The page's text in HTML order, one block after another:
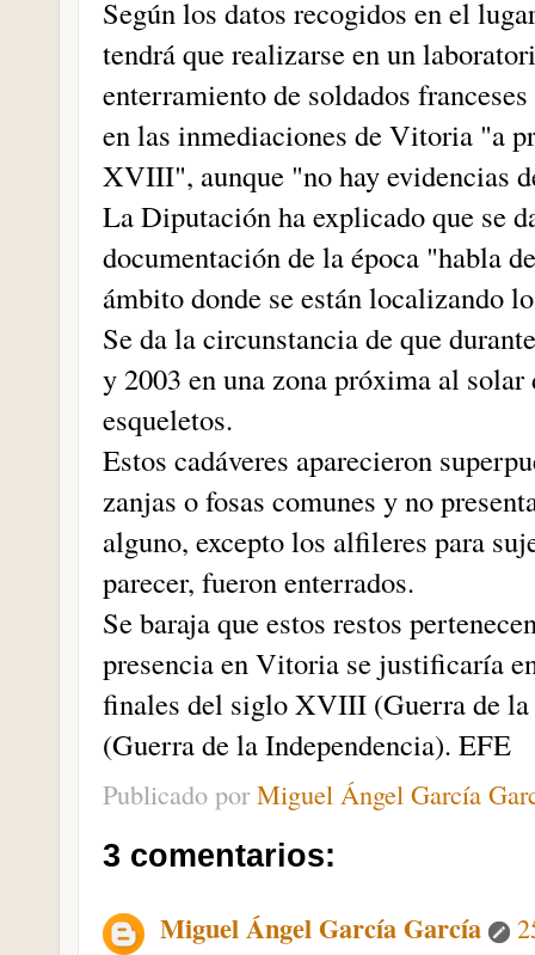
Según los datos recogidos en el
tendrá que realizarse en un
enterramiento de soldados
en las inmediaciones de Vitoria "a
XVIII", aunque "no hay evidencias
La Diputación ha explicado que se
documentación de la época "habla
ámbito donde se están localizando
Se da la circunstancia de que
y 2003 en una zona próxima al
esqueletos.
Estos cadáveres aparecieron
zanjas o fosas comunes y no
alguno, excepto los alfileres para
parecer, fueron enterrados.
Se baraja que estos restos
presencia en Vitoria se justificaría
finales del siglo XVIII (Guerra de
(Guerra de la Independencia). EFE
Publicado porMiguel Ángel García
3 comentarios:
Miguel Ángel García García